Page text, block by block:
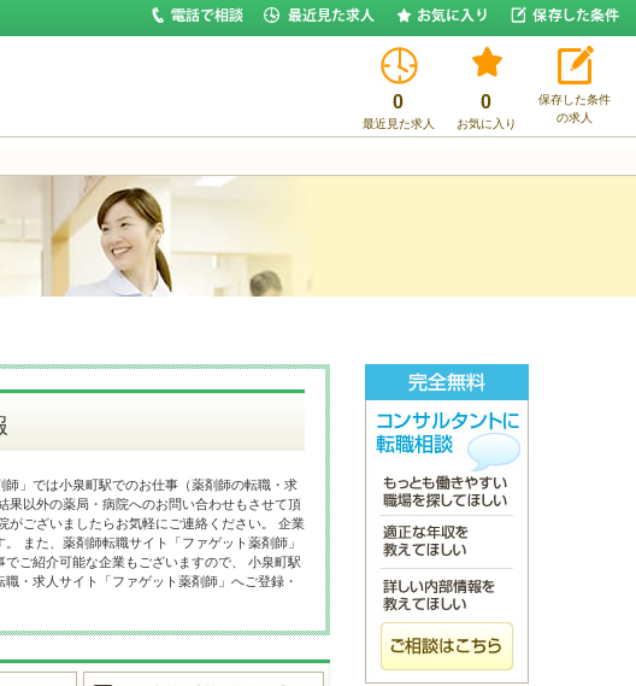
0
最近見た求人
0
お気に入り
保存した条件
の求人
」では小泉町駅でのお仕事（薬剤師の転職・求
果以外の薬局・病院へのお問い合わせもさせて頂
がございましたらお気軽にご連絡ください。 企業
また、薬剤師転職サイト「ファゲット薬剤師」
ご紹介可能な企業もございますので、 小泉町駅
・求人サイト「ファゲット薬剤師」へご登録・